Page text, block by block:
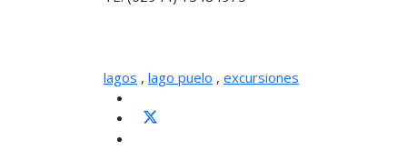
lagos , lago puelo , excursiones